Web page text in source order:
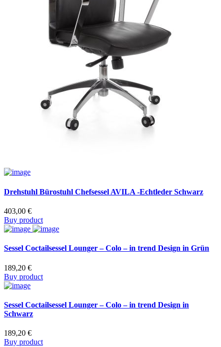
Drehstuhl Bürostuhl Chefsessel AVILA -Echtleder Schwarz
403,00 €
Buy product
Sessel Coctailsessel Lounger – Colo – in trend Design in Grün
189,20 €
Buy product
Sessel Coctailsessel Lounger – Colo – in trend Design in
Schwarz
189,20 €
Buy product